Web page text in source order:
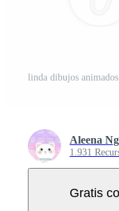
Aleena
1.931
Gratis